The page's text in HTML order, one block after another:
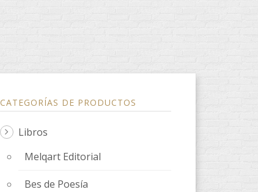
CATEGORÍAS DE PRODUCTOS
Libros
Melqart Editorial
Bes de Poesía